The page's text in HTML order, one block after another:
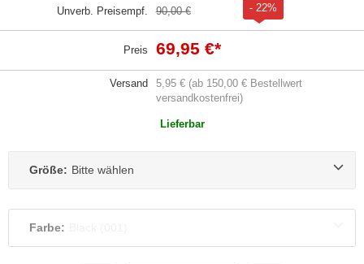
Unverb. Preisempf. 90,00 € - 22%
Preis 69,95 €*
Versand
5,95 € (ab 150,00 € Bestellwert
versandkostenfrei)
Lieferbar
Größe: Bitte wählen
Farbe: